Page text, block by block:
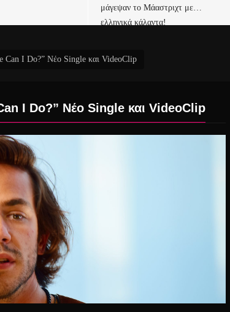
μάγεψαν το Μάαστριχτ με…
ελληνικά κάλαντα!
Can I Do?” Νέο Single και VideoClip
I Do?” Νέο Single και VideoClip